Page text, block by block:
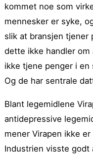
kommet noe som
mennesker er syke,
slik at bransjen tjener
dette ikke handler om
ikke tjene penger i
Og de har sentrale
Blant legemidlene
antidepressive
mener Virapen ikke
Industrien visste godt